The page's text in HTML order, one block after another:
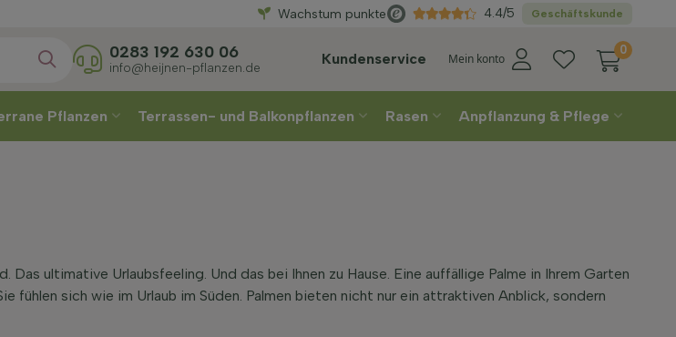
WählenSie Ihre Lieferwoche
Wachstum punkte Geschäftskunde
4.4/5
Kundenservice Mein konto
0
0283 192 630 06
info@heijnen-pflanzen.de
Pflanzen Terrassen- und Balkonpflanzen Rasen Anpflanzung & Pflege
Das ultimative Urlaubsfeeling. Und das bei Ihnen zu Hause. Eine auffällige Palme in Ihrem Garten
fühlen sich wie im Urlaub im Süden. Palmen bieten nicht nur ein attraktiven Anblick, sondern